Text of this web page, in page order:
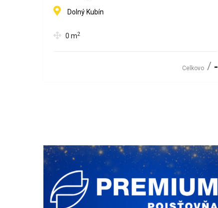
Dolný Kubín
0 m2
Celkovo -